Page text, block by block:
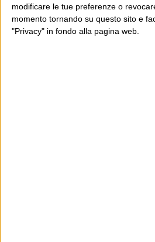
modificare le tue preferenze o
momento tornando su questo sito e
"Privacy" in fondo alla pagina web.